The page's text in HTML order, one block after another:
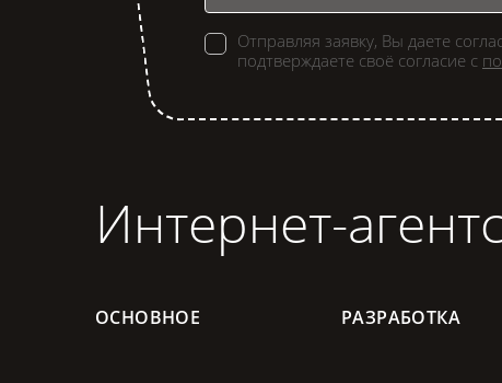
Отправляя заявку, Вы даете
подтверждаете своё согласие с
Интернет-
ОСНОВНОЕ РАЗРАБОТКА